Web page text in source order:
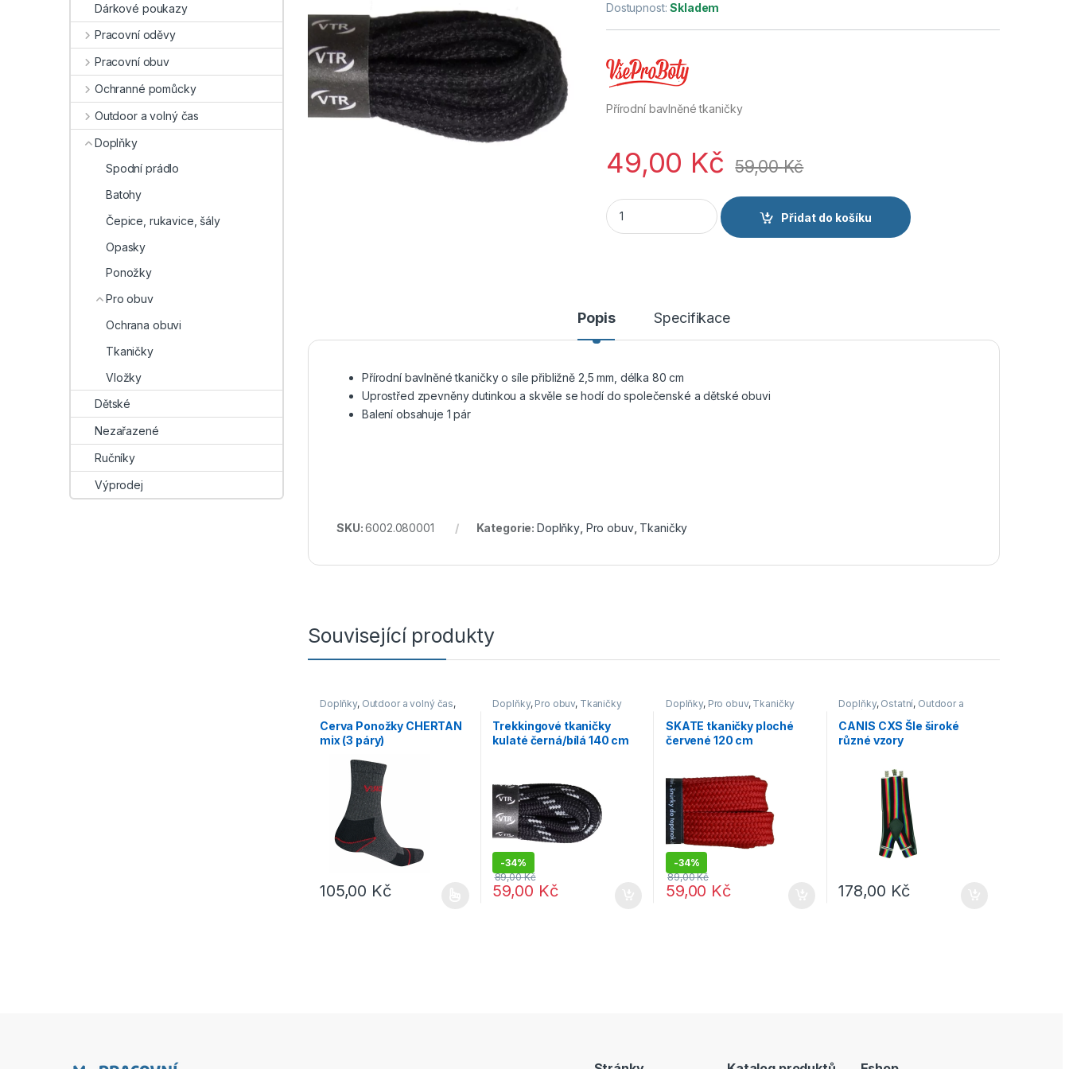
Dostupnost:Skladem
Přírodní bavlněné tkaničky
49,00 Kč 59,00Kč
Bavlněné kulaté tkaničky tenké černé 80 cm množství
Přidat do košíku
Popis Specifikace
Přírodní bavlněné tkaničky o síle přibližně 2,5 mm, délka 80 cm
Uprostřed zpevněny dutinkou a skvěle se hodí do společenské a dětské obuvi
Balení obsahuje 1 pár
SKU:6002.080001 Kategorie: Doplňky Pro obuv, Tkaničky
Související produkty
Doplňky, Outdoor a volný čas,
Ponožky
Cerva Ponožky CHERTAN
mix (3 páry)
105,00 Kč
Tento produkt má více variant. Možnosti lze vybrat na stránce produktu
Doplňky, Pro obuv, Tkaničky
Trekkingové tkaničky
kulaté černá/bílá 140 cm
-34%
59,00 Kč
89,00Kč
Doplňky, Pro obuv, Tkaničky
SKATE tkaničky ploché
červené 120 cm
-34%
59,00 Kč
89,00Kč
Doplňky, Ostatní, Outdoor a
volný čas
CANIS CXS Šle široké
různé vzory
178,00 Kč
Dárkové poukazy
Pracovní oděvy
Pracovní obuv
Ochranné pomůcky
Outdoor a volný čas
Doplňky
Spodní prádlo
Batohy
Čepice, rukavice, šály
Opasky
Ponožky
Pro obuv
Ochrana obuvi
Tkaničky
Vložky
Dětské
Nezařazené
Ručníky
Výprodej